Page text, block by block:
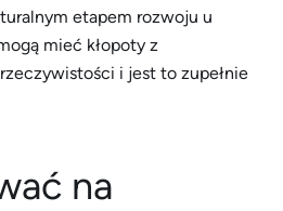
etapem rozwoju u
mieć kłopoty z
i jest to zupełnie
na